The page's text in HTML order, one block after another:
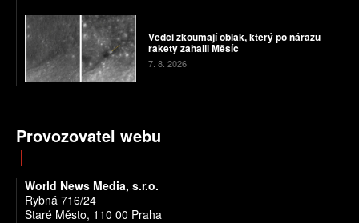
Vědci zkoumají oblak, který po nárazu
rakety zahalil Měsíc
7. 8. 2026
Provozovatel webu
World News Media, s.r.o.
Rybná 716/24
Staré Město, 110 00 Praha